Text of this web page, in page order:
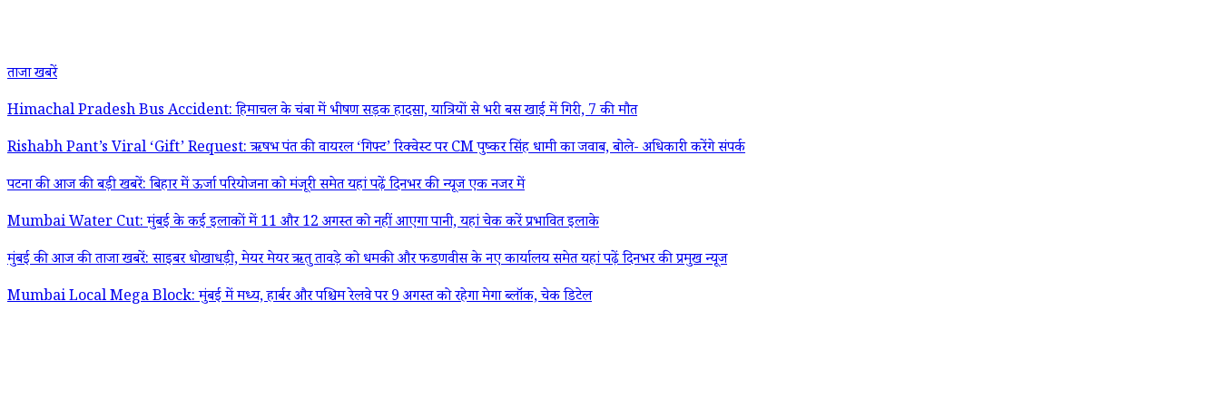
ताजा खबरें
Himachal Pradesh Bus Accident: हिमाचल के चंबा में भीषण सड़क हादसा, यात्रियों से भरी बस खाई में गिरी, 7 की मौत
Rishabh Pant’s Viral ‘Gift’ Request: ऋषभ पंत की वायरल ‘गिफ्ट’ रिक्वेस्ट पर CM पुष्कर सिंह धामी का जवाब, बोले- अधिकारी करेंगे संपर्क
पटना की आज की बड़ी खबरें: बिहार में ऊर्जा परियोजना को मंजूरी समेत यहां पढ़ें दिनभर की न्यूज एक नजर में
Mumbai Water Cut: मुंबई के कई इलाकों में 11 और 12 अगस्त को नहीं आएगा पानी, यहां चेक करें प्रभावित इलाके
मुंबई की आज की ताजा खबरें: साइबर धोखाधड़ी, मेयर मेयर ऋतु तावड़े को धमकी और फडणवीस के नए कार्यालय समेत यहां पढ़ें दिनभर की प्रमुख न्यूज
Mumbai Local Mega Block: मुंबई में मध्य, हार्बर और पश्चिम रेलवे पर 9 अगस्त को रहेगा मेगा ब्लॉक, चेक डिटेल